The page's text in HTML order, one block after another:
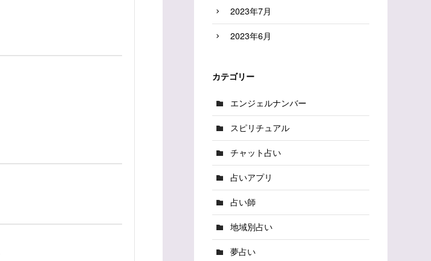
2023年7月
2023年6月
カテゴリー
エンジェルナンバー
スピリチュアル
チャット占い
占いアプリ
占い師
地域別占い
夢占い